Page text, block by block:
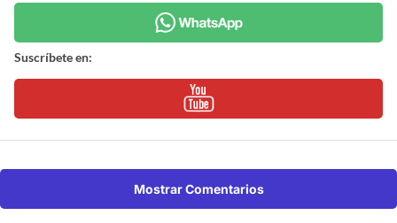
Suscríbete en:
Mostrar Comentarios